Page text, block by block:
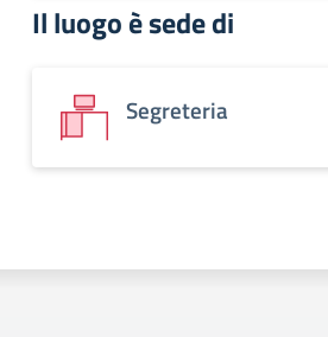
Il luogo è sede di
Segreteria